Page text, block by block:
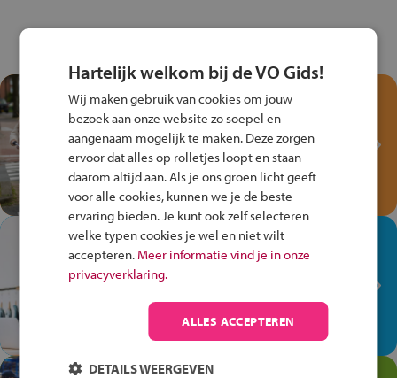
Test je kennis met het
Fiets Veilig
Verkeersspel!
Speel het Fiets Veilig Verkeersspel
en win een Cortina-fiets!
In de winkel ben je op je
plek!
op de winkelvloer, waar elke dag
anders is!
Hartelijk welkom bij de VO Gids!
Wij maken gebruik van cookies om jouw
bezoek aan onze website zo soepel en
aangenaam mogelijk te maken. Deze zorgen
ervoor dat alles op rolletjes loopt en staan
daarom altijd aan. Als je ons groen licht geeft
voor alle cookies, kunnen we je de beste
ervaring bieden. Je kunt ook zelf selecteren
welke typen cookies je wel en niet wilt
accepteren. Meer informatie vind je in onze
privacyverklaring.
ALLES ACCEPTEREN
DETAILS WEERGEVEN